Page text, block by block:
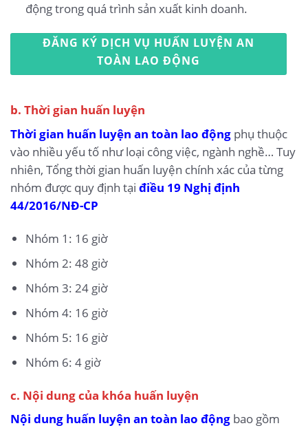
động trong quá trình sản xuất kinh doanh.
ĐĂNG KÝ DỊCH VỤ HUẤN LUYỆN AN
TOÀN LAO ĐỘNG
b. Thời gian huấn luyện
Thời gian huấn luyện an toàn lao động phụ thuộc
vào nhiều yếu tố như loại công việc, ngành nghề… Tuy
nhiên, Tổng thời gian huấn luyện chính xác của từng
nhóm được quy định tại điều 19 Nghị định
44/2016/NĐ-CP
Nhóm 1: 16 giờ
Nhóm 2: 48 giờ
Nhóm 3: 24 giờ
Nhóm 4: 16 giờ
Nhóm 5: 16 giờ
Nhóm 6: 4 giờ
c. Nội dung của khóa huấn luyện
Nội dung huấn luyện an toàn lao động bao gồm